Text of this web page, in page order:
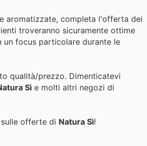
aromatizzate, completa l'offerta dei
troveranno sicuramente ottime
focus particolare durante le
qualità/prezzo. Dimenticatevi
Sì e molti altri negozi di
offerte di Natura Sì!